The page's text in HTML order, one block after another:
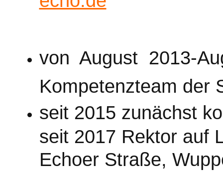
von August 2013-
Kompetenzteam der
seit 2015 zunächst
seit 2017 Rektor auf
Echoer Straße,